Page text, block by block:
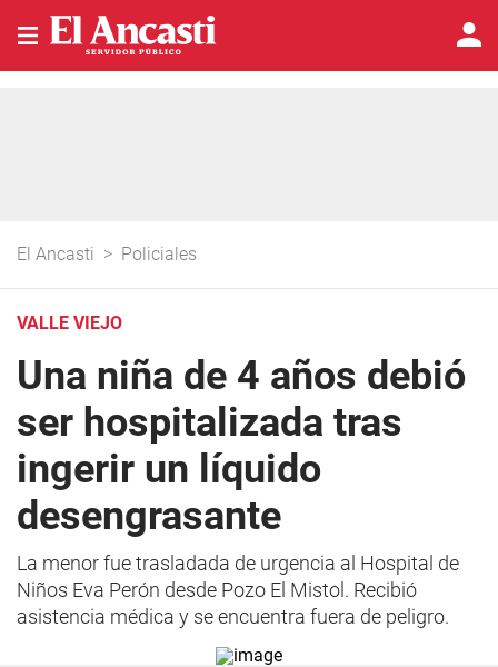
El Ancasti > Policiales
VALLE VIEJO
Una niña de 4 años debió
ser hospitalizada tras
ingerir un líquido
desengrasante
La menor fue trasladada de urgencia al Hospital de
Niños Eva Perón desde Pozo El Mistol. Recibió
asistencia médica y se encuentra fuera de peligro.